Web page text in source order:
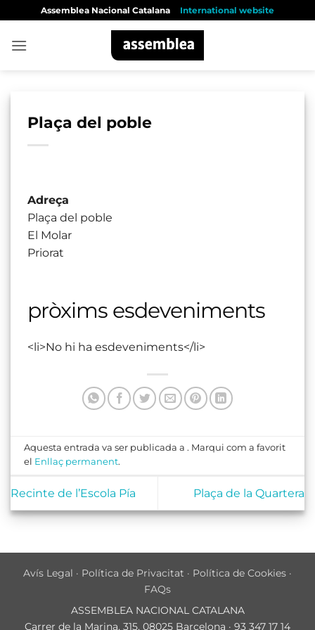
content
Assemblea Nacional Catalana International website
Plaça del poble
Adreça
Plaça del poble
El Molar
Priorat
pròxims esdeveniments
<li>No hi ha esdeveniments</li>
Aquesta entrada va ser publicada a . Marqui com a favorit
el Enllaç permanent.
Recinte de l’Escola Pía Plaça de la Quartera
Avís Legal · Política de Privacitat · Política de Cookies ·
FAQs
ASSEMBLEA NACIONAL CATALANA
Carrer de la Marina, 315, 08025 Barcelona · 93 347 17 14